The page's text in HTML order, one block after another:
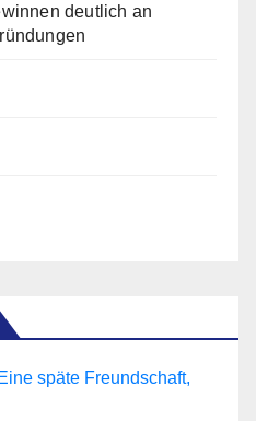
deutlich an
Eine späte Freundschaft,